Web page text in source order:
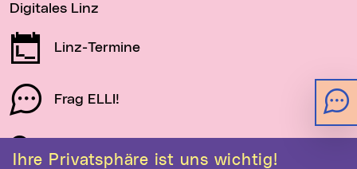
Ihre Privatsphäre ist uns wichtig!
Digitales Linz
Linz-Termine
Frag ELLI!
Schau auf Linz